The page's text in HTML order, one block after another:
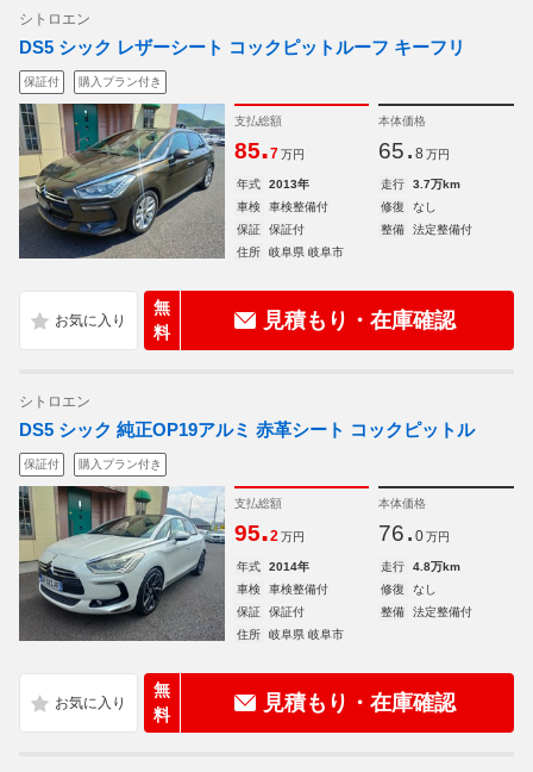
シトロエン
DS5 シック レザーシート コックピットルーフ キーフリ
保証付 購入プラン付き
支払総額
85.7 万円
本体価格
65. 8 万円
年式 2013年 走行
3.7万km
車検
車検整備付 修復
なし
保証
保証付 整備
法定整備付
住所
岐阜県 岐阜市
無
料
見積もり・在庫確認
シトロエン
DS5 シック 純正OP19アルミ 赤革シート コックピットル
保証付 購入プラン付き
支払総額
95.2 万円
本体価格
76. 0 万円
年式 2014年 走行
4.8万km
車検
車検整備付 修復
なし
保証
保証付 整備
法定整備付
住所
岐阜県 岐阜市
無
料
見積もり・在庫確認